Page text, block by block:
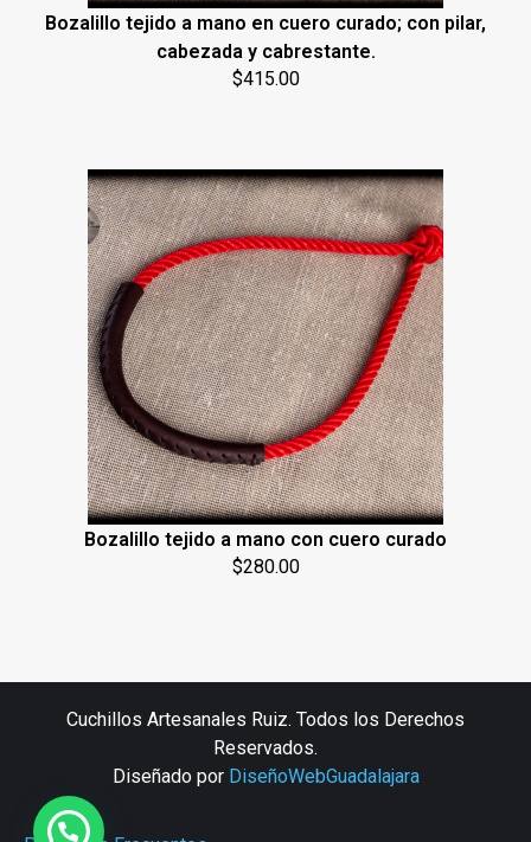
Bozalillo tejido a mano en cuero curado; con pilar,
cabezada y cabrestante.
$415.00
Bozalillo tejido a mano con cuero curado
$280.00
Cuchillos Artesanales Ruiz. Todos los Derechos
Reservados.
Diseñado por DiseñoWebGuadalajara